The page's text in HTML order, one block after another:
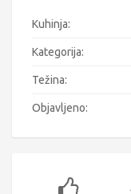
Kuhinja:
Kategorija:
Težina:
Objavljeno: